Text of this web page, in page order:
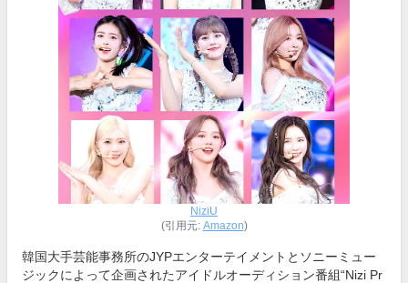
NiziU
(引用元: Amazon)
韓国大手芸能事務所のJYPエンターテイメントとソニーミュー
ジックによって企画されたアイドルオーディション番組“Nizi Pr